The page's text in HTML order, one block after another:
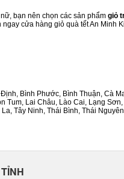
bạn nên chọn các sản phẩm giỏ
cửa hàng giỏ quà tết An Minh
Bình Phước, Bình Thuận, Cà
Lai Châu, Lào Cai, Lạng
Tây Ninh, Thái Bình, Thái